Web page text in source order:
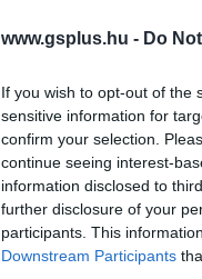
www.gsplus.hu - Do
If you wish to opt-out of the
sensitive information for
confirm your selection.
continue seeing interest-
information disclosed to
further disclosure of your
participants. This
Downstream Participants